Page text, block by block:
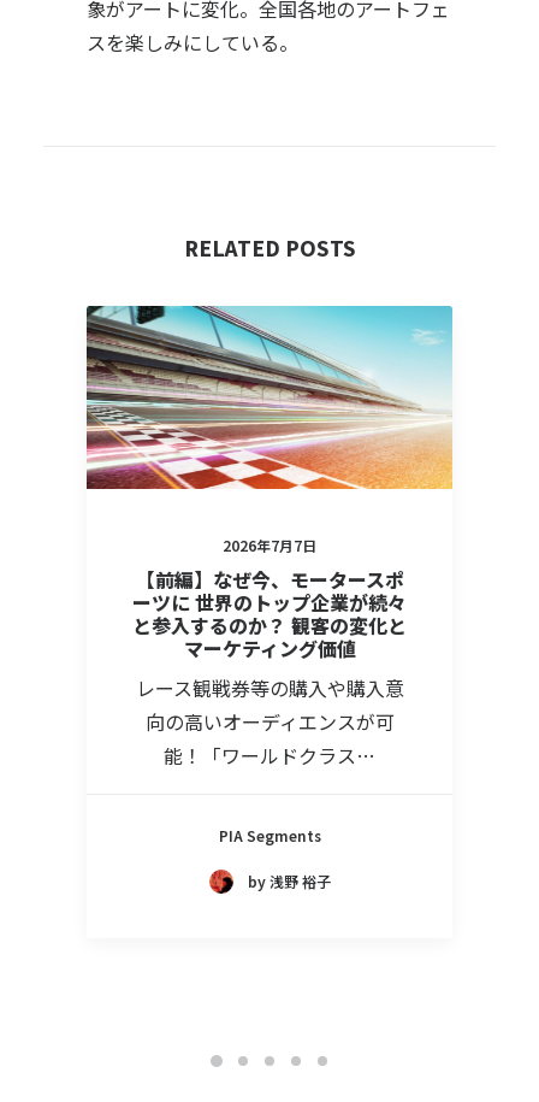
象がアートに変化。全国各地のアートフェ
スを楽しみにしている。
RELATED POSTS
2026年7月7日
【前編】なぜ今、モータースポ
ーツに 世界のトップ企業が続々
と参入するのか？ 観客の変化と
マーケティング価値
レース観戦券等の購入や購入意
向の高いオーディエンスが可
能！「ワールドクラス…
PIA Segments
by 浅野 裕子